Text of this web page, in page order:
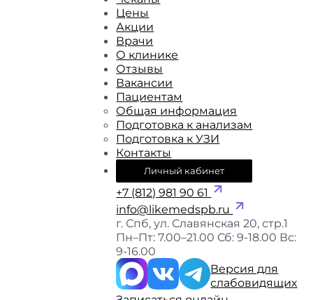
Цены
Акции
Врачи
О клинике
Отзывы
Вакансии
Пациентам
Общая информация
Подготовка к анализам
Подготовка к УЗИ
Контакты
Личный кабинет
+7 (812) 981 90 61
info@likemedspb.ru
г. Спб, ул. Славянская 20, стр.1
Пн–Пт: 7.00–21.00 Сб: 9-18.00 Вс:
9-16.00
Версия для
слабовидящих